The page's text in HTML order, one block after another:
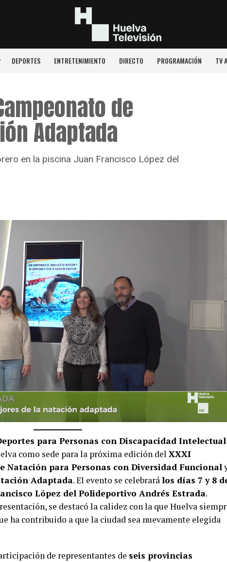
DEPORTES ENTRETENIMIENTO DIRECTO PROGRAMACIÓN TV
de
Adaptada
en la piscina Juan Francisco López del
para Personas con Discapacidad Intelectual
como sede para la próxima edición del XXXI
Natación para Personas con Diversidad Funcional
Adaptada. El evento se celebrarálos días 7 y 8
López del Polideportivo Andrés Estrada.
se destacó la calidez con la que Huelva
ha contribuido a que la ciudad sea nuevamente elegida
de representantes de seis provincias